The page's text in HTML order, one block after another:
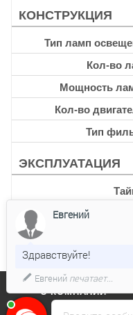
КОНСТРУКЦИЯ
Тип ламп
Кол-во
Мощность
Кол-во
Тип
ЭКСПЛУАТАЦИЯ
Уровень
О КОМПАНИИ
Евгений
Здравствуйте!
Евгенийпечатает...